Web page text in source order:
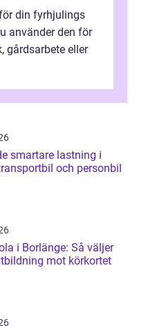
din fyrhjulings
använder den för
gårdsarbete eller
i
och personbil
i Borlänge: Så väljer
mot körkortet